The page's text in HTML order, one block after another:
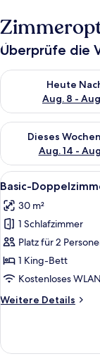
Überprüfe die
Heute
Aug. 8 -
Überprüfe die
Dieses
Aug. 14 -
Überprüfe die
Alle
Fotos
für
Basic-
Doppelzimmer
anzeigen
1
Basic-
30 m²
1 Schlafzimmer
Platz für 2
1 King-Bett
Kostenloses WLAN
Weitere Details
Weitere
Doppelzimmer